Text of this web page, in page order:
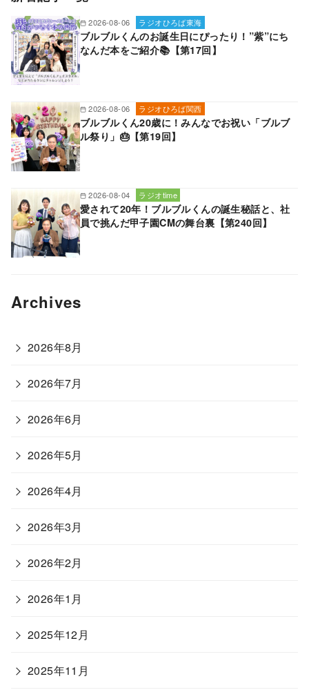
2026-08-06 ラジオひろば東海
ブルブルくんのお誕生日にぴったり！”紫”にち
なんだ本をご紹介📚【第17回】
2026-08-06 ラジオひろば関西
ブルブルくん20歳に！みんなでお祝い「ブルブ
ル祭り」🎂【第19回】
2026-08-04 ラジオtime
愛されて20年！ブルブルくんの誕生秘話と、社
員で挑んだ甲子園CMの舞台裏【第240回】
Archives
2026年8月
2026年7月
2026年6月
2026年5月
2026年4月
2026年3月
2026年2月
2026年1月
2025年12月
2025年11月